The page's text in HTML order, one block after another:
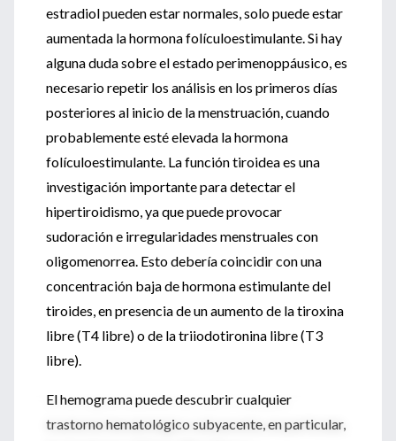
estradiol pueden estar normales, solo puede estar
aumentada la hormona folículoestimulante. Si hay
alguna duda sobre el estado perimenoppáusico, es
necesario repetir los análisis en los primeros días
posteriores al inicio de la menstruación, cuando
probablemente esté elevada la hormona
folículoestimulante. La función tiroidea es una
investigación importante para detectar el
hipertiroidismo, ya que puede provocar
sudoración e irregularidades menstruales con
oligomenorrea. Esto debería coincidir con una
concentración baja de hormona estimulante del
tiroides, en presencia de un aumento de la tiroxina
libre (T4 libre) o de la triiodotironina libre (T3
libre).
El hemograma puede descubrir cualquier
trastorno hematológico subyacente, en particular,